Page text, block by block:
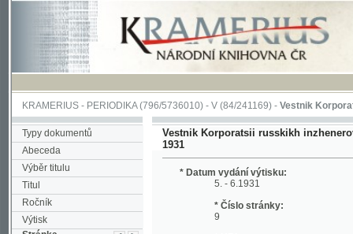
KRAMERIUS-PERIODIKA(796/5736010) -V(84/241169) -Vestnik Korporatsii
Typy dokumentů
Abeceda
Výběr titulu
Titul
Ročník
Výtisk
Stránka
Vestnik Korporatsii russkikh inzhenerov
1931
* Datum vydání výtisku:
5. - 6.1931
* Číslo stránky:
* URI: